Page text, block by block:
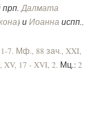
прп.Далмата
) иИоанна испп.,
7. Мф., 88 зач., XXI,
XV, 17 - XVI, 2. Мц.:2